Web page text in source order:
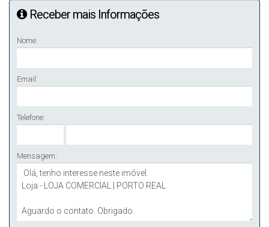
Receber mais Informações
Nome:
Email:
Telefone:
Mensagem: